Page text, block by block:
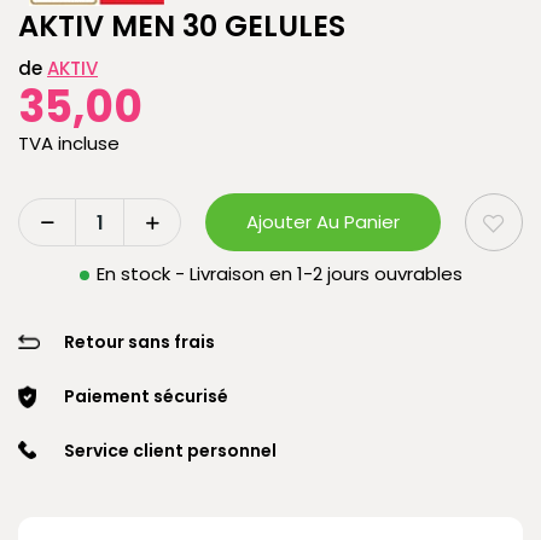
AKTIV MEN 30 GELULES
deAKTIV
35,00
TVA incluse
Ajouter Au Panier
En stock - Livraison en 1-2 jours ouvrables
Retour sans frais
Paiement sécurisé
Service client personnel